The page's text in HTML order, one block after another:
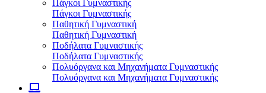
Πάγκοι Γυμναστικής
Πάγκοι Γυμναστικής
Παθητική Γυμναστική
Παθητική Γυμναστική
Ποδήλατα Γυμναστικής
Ποδήλατα Γυμναστικής
Πολυόργανα και Μηχανήματα Γυμναστικής
Πολυόργανα και Μηχανήματα Γυμναστικής